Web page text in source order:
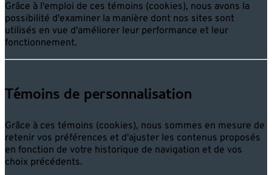
Grâce à l'emploi de ces témoins (cookies), nous avons la
possibilité d'examiner la manière dont nos sites sont
utilisés en vue d'améliorer leur performance et leur
fonctionnement.
Témoins de personnalisation
Grâce à ces témoins (cookies), nous sommes en mesure de
retenir vos préférences et d'ajuster les contenus proposés
en fonction de votre historique de navigation et de vos
choix précédents.